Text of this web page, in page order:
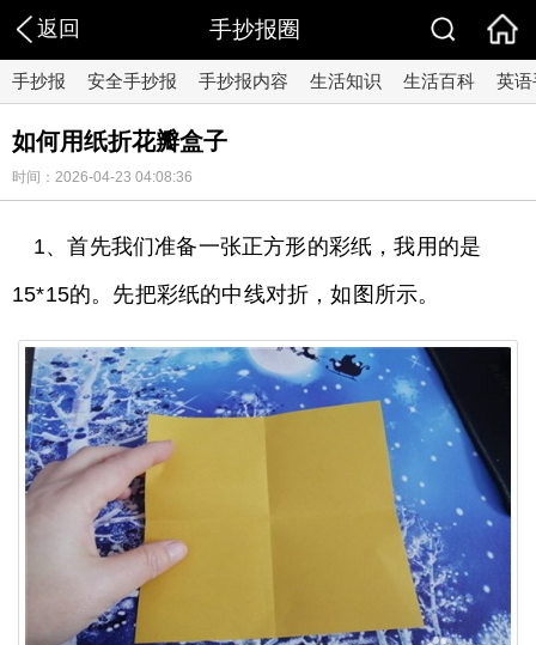
返回 手抄报圈
手抄报 安全手抄报 手抄报内容 生活知识 生活百科 英
如何用纸折花瓣盒子
时间：2026-04-23 04:08:36
1、首先我们准备一张正方形的彩纸，我用的是
15*15的。先把彩纸的中线对折，如图所示。